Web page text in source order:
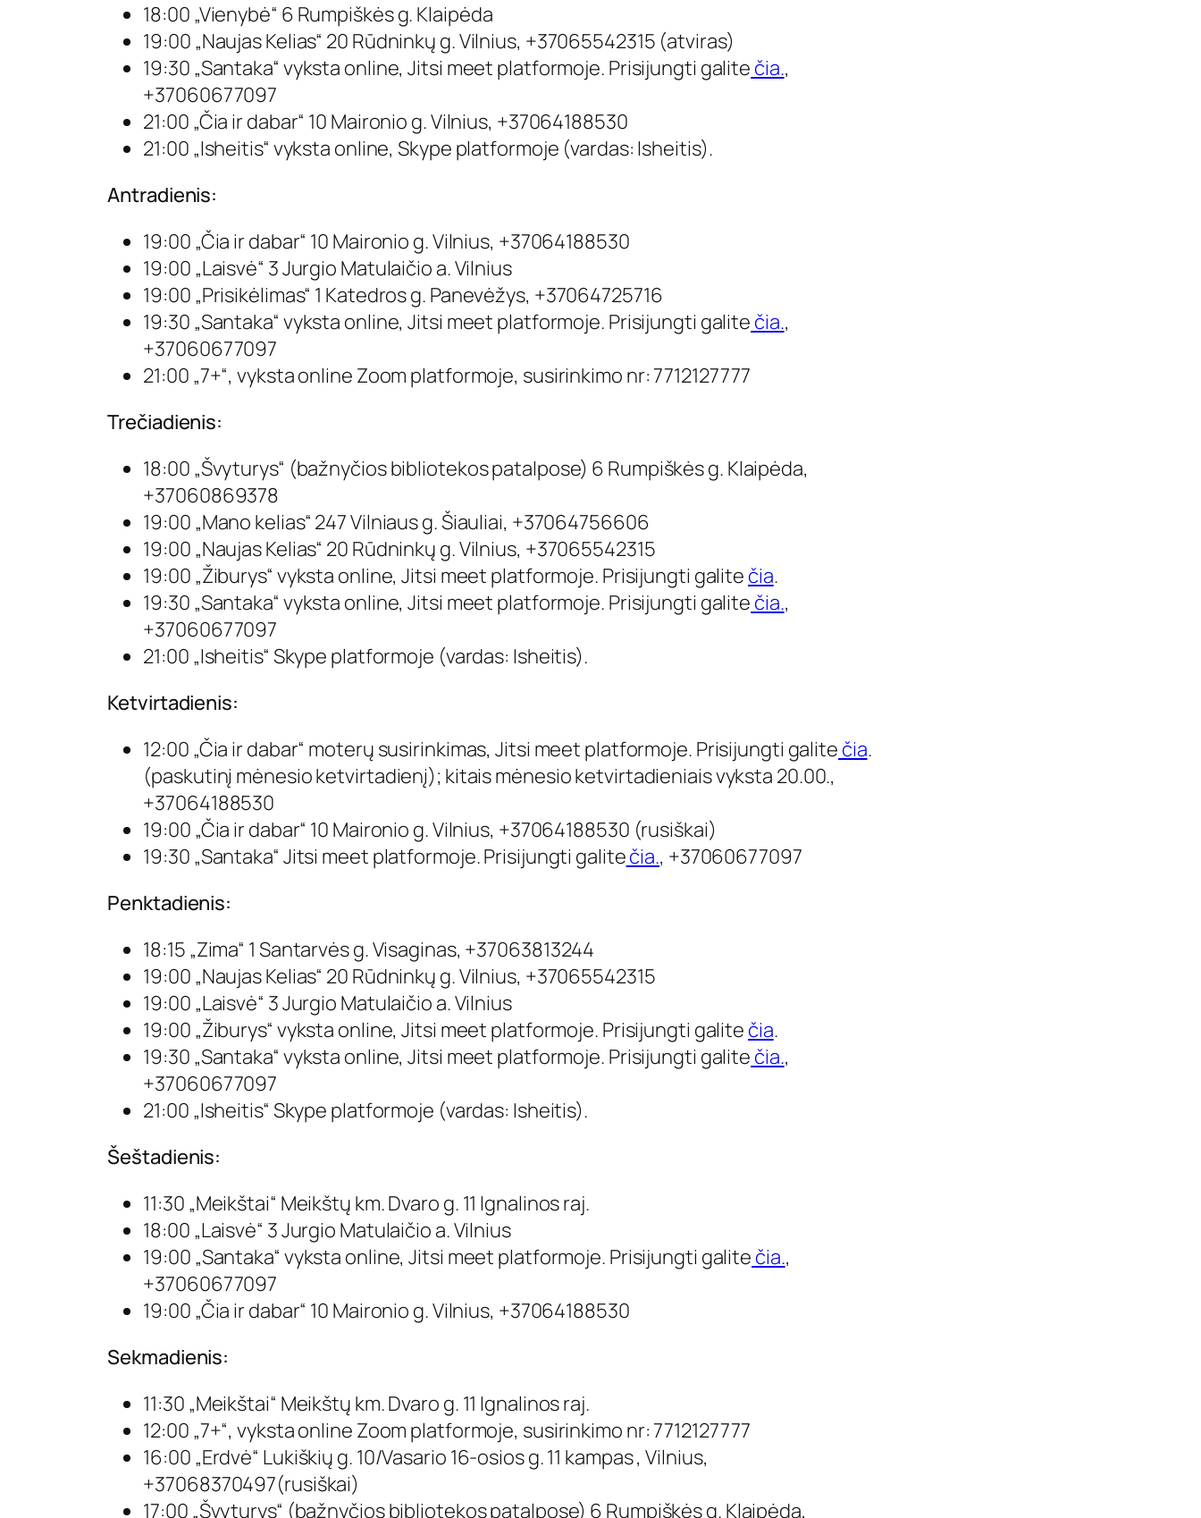
18:00 „Vienybė“ 6 Rumpiškės g. Klaipėda
19:00 „Naujas Kelias“ 20 Rūdninkų g. Vilnius, +37065542315 (atviras)
19:30 „Santaka“ vyksta online,Jitsi meet platformoje. Prisijungti galite čia.,
+37060677097
21:00 „Čia ir dabar“ 10 Maironio g. Vilnius, +37064188530
21:00 „Isheitis“ vyksta online, Skype platformoje (vardas: Isheitis).
Antradienis:
19:00 „Čia ir dabar“ 10 Maironio g. Vilnius, +37064188530
19:00 „Laisvė“ 3 Jurgio Matulaičio a. Vilnius
19:00 „Prisikėlimas“ 1 Katedros g. Panevėžys, +37064725716
19:30 „Santaka“ vyksta online,Jitsi meet platformoje. Prisijungti galite čia.,
+37060677097
21:00 „7+“, vyksta online Zoom platformoje, susirinkimo nr: 7712127777
Trečiadienis:
18:00 „Švyturys“ (bažnyčios bibliotekos patalpose) 6 Rumpiškės g. Klaipėda,
+37060869378
19:00 „Mano kelias“ 247 Vilniaus g. Šiauliai, +37064756606
19:00 „Naujas Kelias“ 20 Rūdninkų g. Vilnius, +37065542315
19:00 „Žiburys“ vyksta online,Jitsi meet platformoje. Prisijungti galite čia.
19:30 „Santaka“ vyksta online,Jitsi meet platformoje. Prisijungti galite čia.,
+37060677097
21:00 „Isheitis“ Skype platformoje (vardas: Isheitis).
Ketvirtadienis:
12:00 „Čia ir dabar“ moterų susirinkimas,Jitsi meet platformoje. Prisijungti galite čia.
(paskutinį mėnesio ketvirtadienį); kitais mėnesio ketvirtadieniais vyksta 20.00.,
+37064188530
19:00 „Čia ir dabar“ 10 Maironio g. Vilnius, +37064188530 (rusiškai)
19:30 „Santaka“ Jitsi meet platformoje. Prisijungti galitečia., +37060677097
Penktadienis:
18:15 „Zima“ 1 Santarvės g. Visaginas, +37063813244
19:00 „Naujas Kelias“ 20 Rūdninkų g. Vilnius, +37065542315
19:00 „Laisvė“ 3 Jurgio Matulaičio a. Vilnius
19:00 „Žiburys“ vyksta online,Jitsi meet platformoje. Prisijungti galite čia.
19:30 „Santaka“ vyksta online,Jitsi meet platformoje. Prisijungti galite čia.,
+37060677097
21:00 „Isheitis“ Skype platformoje (vardas: Isheitis).
Šeštadienis:
11:30 „Meikštai“ Meikštų km. Dvaro g. 11 Ignalinos raj.
18:00 „Laisvė“ 3 Jurgio Matulaičio a. Vilnius
19:00 „Santaka“ vyksta online,Jitsi meet platformoje. Prisijungti galite čia.,
+37060677097
19:00 „Čia ir dabar“ 10 Maironio g. Vilnius, +37064188530
Sekmadienis:
11:30 „Meikštai“ Meikštų km. Dvaro g. 11 Ignalinos raj.
12:00 „7+“, vyksta online Zoom platformoje, susirinkimo nr: 7712127777
16:00 „Erdvė“ Lukiškių g. 10/Vasario 16-osios g. 11 kampas , Vilnius,
+37068370497(rusiškai)
17:00 „Švyturys“ (bažnyčios bibliotekos patalpose) 6 Rumpiškės g. Klaipėda,